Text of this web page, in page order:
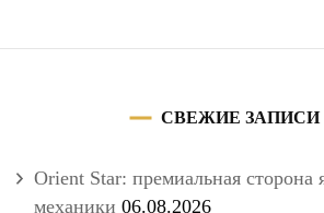
СВЕЖИЕ ЗАПИСИ
Orient Star: премиальная сторона
механики 06.08.2026